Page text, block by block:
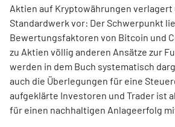
Aktien auf Kryptowährungen verlagert
Standardwerk vor: Der Schwerpunkt
Bewertungsfaktoren von Bitcoin und
zu Aktien völlig anderen Ansätze zur
werden in dem Buch systematisch
auch die Überlegungen für eine
aufgeklärte Investoren und Trader ist
für einen nachhaltigen Anlageerfolg